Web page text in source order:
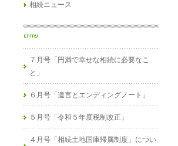
相続ニュース
７月号「円満で幸せな相続に必要なこ
と」
６月号「遺言とエンディングノート」
５月号「令和５年度税制改正」
４月号「相続土地国庫帰属制度」につい